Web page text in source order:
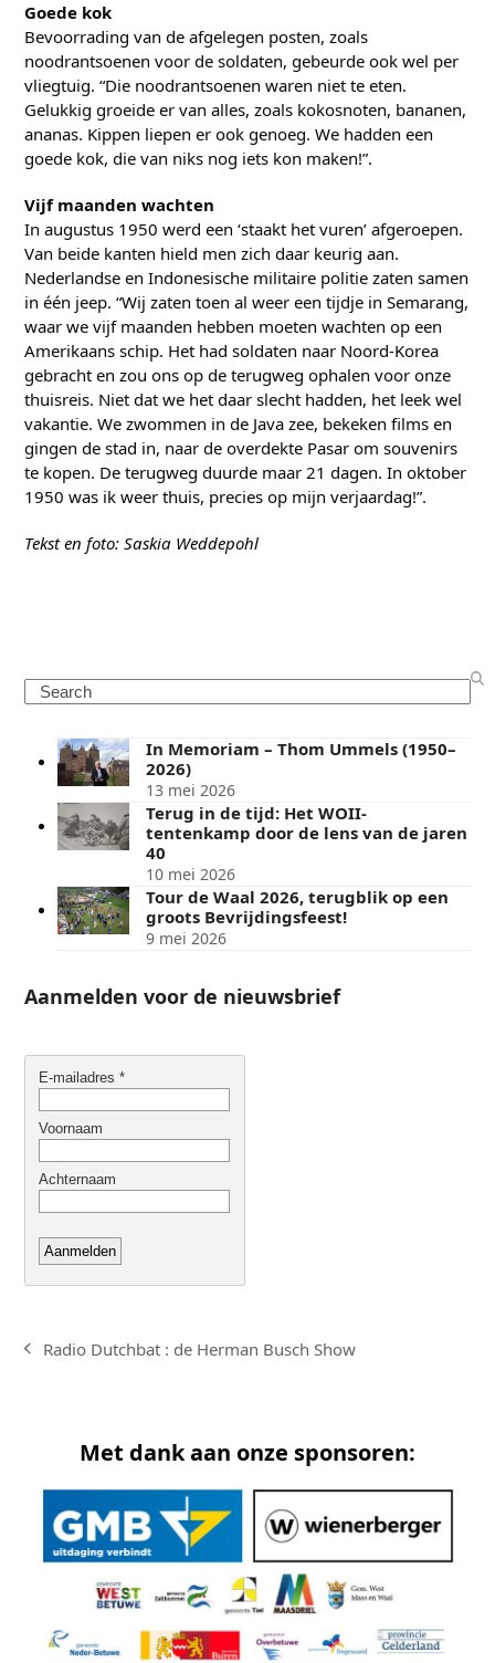
Goede kok
Bevoorrading van de afgelegen posten, zoals
noodrantsoenen voor de soldaten, gebeurde ook wel per
vliegtuig. “Die noodrantsoenen waren niet te eten.
Gelukkig groeide er van alles, zoals kokosnoten, bananen,
ananas. Kippen liepen er ook genoeg. We hadden een
goede kok, die van niks nog iets kon maken!”.
Vijf maanden wachten
In augustus 1950 werd een ‘staakt het vuren’ afgeroepen.
Van beide kanten hield men zich daar keurig aan.
Nederlandse en Indonesische militaire politie zaten samen
in één jeep. “Wij zaten toen al weer een tijdje in Semarang,
waar we vijf maanden hebben moeten wachten op een
Amerikaans schip. Het had soldaten naar Noord-Korea
gebracht en zou ons op de terugweg ophalen voor onze
thuisreis. Niet dat we het daar slecht hadden, het leek wel
vakantie. We zwommen in de Java zee, bekeken films en
gingen de stad in, naar de overdekte Pasar om souvenirs
te kopen. De terugweg duurde maar 21 dagen. In oktober
1950 was ik weer thuis, precies op mijn verjaardag!”.
Tekst en foto: Saskia Weddepohl
Search
In Memoriam – Thom Ummels (1950–
2026)
13 mei 2026
Terug in de tijd: Het WOII-
tentenkamp door de lens van de jaren
40
10 mei 2026
Tour de Waal 2026, terugblik op een
groots Bevrijdingsfeest!
9 mei 2026
Aanmelden voor de nieuwsbrief
previous
Radio Dutchbat : de Herman Busch Show
Met dank aan onze sponsoren: